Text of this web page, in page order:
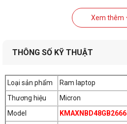
Xem thêm
THÔNG SỐ KỸ THUẬT
Loại sản phẩm
Ram laptop
Thương hiệu
Micron
Model
KMAXNBD48GB2666